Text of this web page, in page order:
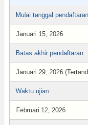
Mulai tanggal pendaftaran
Januari 15, 2026
Batas akhir pendaftaran
Januari 29, 2026
Waktu ujian
Februari 12, 2026